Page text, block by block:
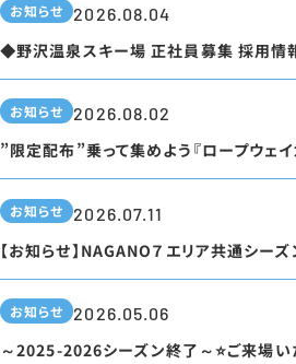
お知らせ 2026.08.04
◆野沢温泉スキー場 正社員募集 採用情
お知らせ 2026.08.02
”限定配布”乗って集めよう『ロープウェイ
お知らせ 2026.07.11
【お知らせ】NAGANO７エリア共通シーズ
お知らせ 2026.05.06
～2025-2026シーズン終了～⭐ご来場い